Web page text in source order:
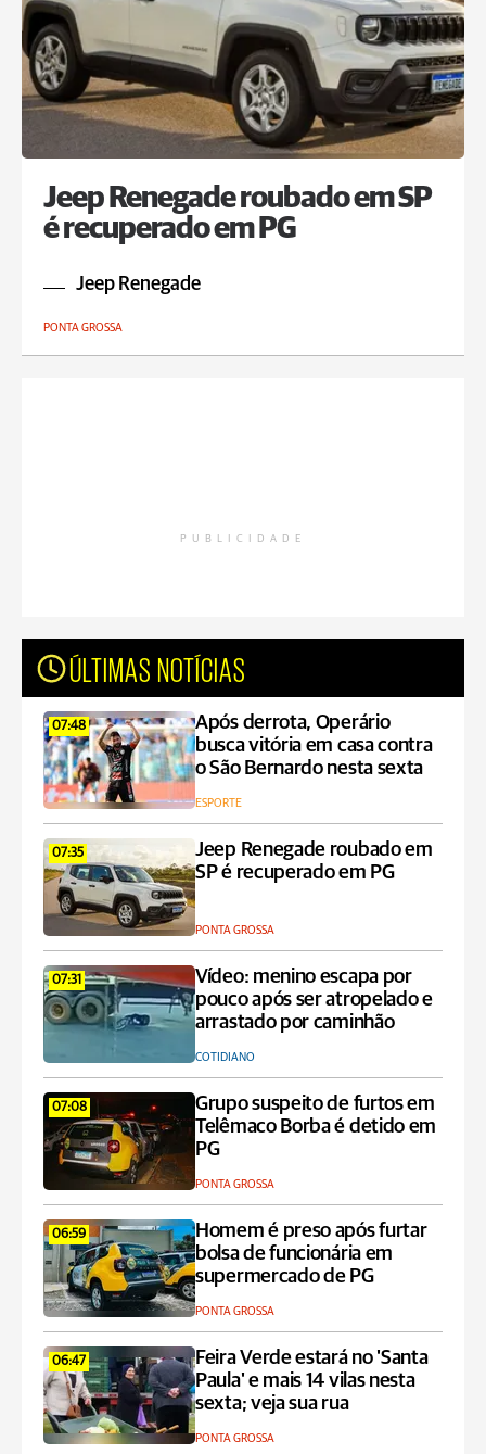
Jeep Renegade roubado em SP
é recuperado em PG
Jeep Renegade
PONTA GROSSA
PUBLICIDADE
ÚLTIMAS NOTÍCIAS
07:48
Após derrota, Operário
busca vitória em casa contra
o São Bernardo nesta sexta
ESPORTE
07:35
Jeep Renegade roubado em
SP é recuperado em PG
PONTA GROSSA
07:31
Vídeo: menino escapa por
pouco após ser atropelado e
arrastado por caminhão
COTIDIANO
07:08
Grupo suspeito de furtos em
Telêmaco Borba é detido em
PG
PONTA GROSSA
06:59
Homem é preso após furtar
bolsa de funcionária em
supermercado de PG
PONTA GROSSA
06:47
Feira Verde estará no 'Santa
Paula' e mais 14 vilas nesta
sexta; veja sua rua
PONTA GROSSA